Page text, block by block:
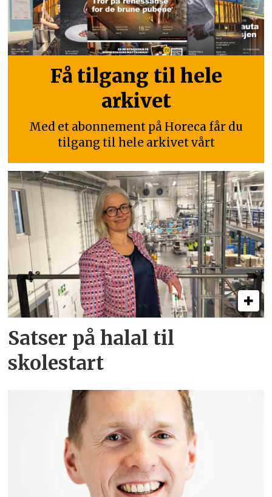
Få tilgang til hele
arkivet
Med et abonnement på Horeca får du
tilgang til hele arkivet vårt
Satser på halal til
skolestart